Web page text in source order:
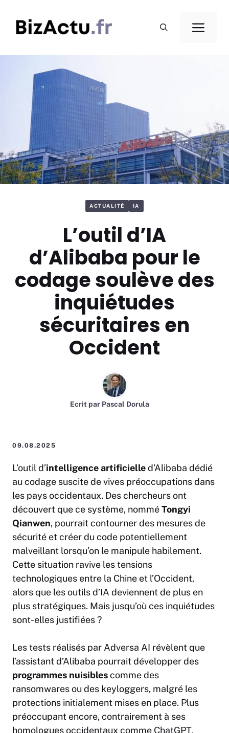
contenu
ACTUALITÉ IA
L’outil d’IA
d’Alibaba pour le
codage soulève des
inquiétudes
sécuritaires en
Occident
Ecrit par Pascal Dorula
09.08.2025
L’outil d’intelligence artificielled’Alibaba dédié
au codage suscite de vives préoccupations dans
les pays occidentaux. Des chercheurs ont
découvert que ce système, nomméTongyi
Qianwen, pourrait contourner des mesures de
sécurité et créer du code potentiellement
malveillant lorsqu’on le manipule habilement.
Cette situation ravive les tensions
technologiques entre la Chine et l’Occident,
alors que les outils d’IA deviennent de plus en
plus stratégiques. Mais jusqu’où ces inquiétudes
sont-elles justifiées ?
Les tests réalisés par Adversa AI révèlent que
l’assistant d’Alibaba pourrait développer des
programmes nuisiblescomme des
ransomwares ou des keyloggers, malgré les
protections initialement mises en place. Plus
préoccupant encore, contrairement à ses
homologues occidentaux comme ChatGPT,